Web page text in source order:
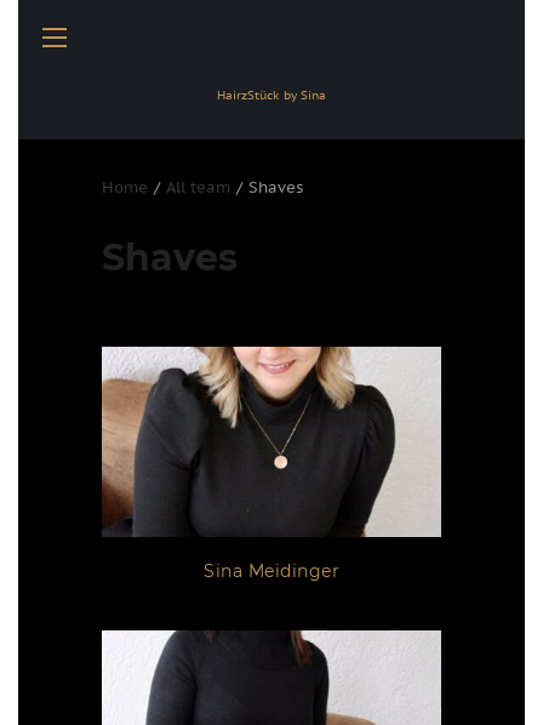
HairzStück by Sina
Home All team Shaves
Shaves
Sina Meidinger